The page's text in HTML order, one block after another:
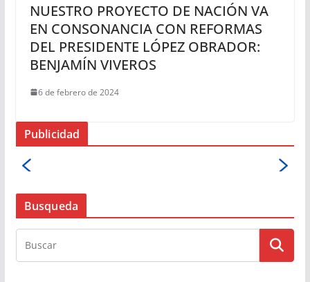
NUESTRO PROYECTO DE NACIÓN VA
EN CONSONANCIA CON REFORMAS
DEL PRESIDENTE LÓPEZ OBRADOR:
BENJAMÍN VIVEROS
6 de febrero de 2024
Publicidad